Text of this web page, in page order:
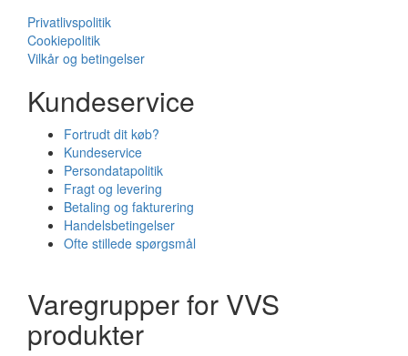
Privatlivspolitik
Cookiepolitik
Vilkår og betingelser
Kundeservice
Fortrudt dit køb?
Kundeservice
Persondatapolitik
Fragt og levering
Betaling og fakturering
Handelsbetingelser
Ofte stillede spørgsmål
Varegrupper for VVS
produkter